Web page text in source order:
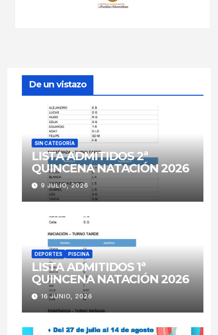
De un vistazo
SIN CATEGORÍA
LISTA ADMITIDOS 2ª
QUINCENA NATACIÓN 2026
9 JULIO, 2026
DEPORTES PISCINA
LISTA ADMITIDOS 1ª
QUINCENA NATACIÓN 2026
16 JUNIO, 2026